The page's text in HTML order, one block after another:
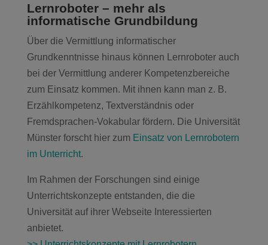
Lernroboter – mehr als
informatische Grundbildung
Über die Vermittlung informatischer
Grundkenntnisse hinaus können Lernroboter auch
bei der Vermittlung anderer Kompetenzbereiche
zum Einsatz kommen. Mit ihnen kann man z. B.
Erzählkompetenz, Textverständnis oder
Fremdsprachen-Vokabular fördern. Die Universität
Münster forscht hier zum Einsatz von Lernrobotern
im Unterricht.
Im Rahmen der Forschungen sind einige
Unterrichtskonzepte entstanden, die die
Universität auf ihrer Webseite Interessierten
anbietet.